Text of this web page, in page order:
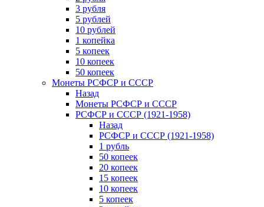
3 рубля
5 рублей
10 рублей
1 копейка
5 копеек
10 копеек
50 копеек
Монеты РСФСР и СССР
Назад
Монеты РСФСР и СССР
РСФСР и СССР (1921-1958)
Назад
РСФСР и СССР (1921-1958)
1 рубль
50 копеек
20 копеек
15 копеек
10 копеек
5 копеек